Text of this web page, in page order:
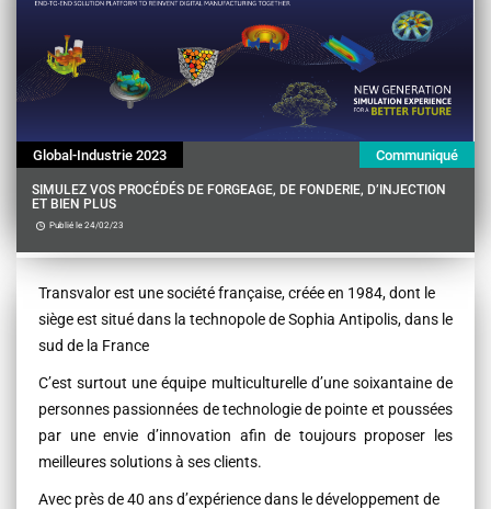
Global-Industrie 2023 Communiqué
SIMULEZ VOS PROCÉDÉS DE FORGEAGE, DE FONDERIE, D’INJECTION
ET BIEN PLUS
Publié le 24/02/23
Contenu
Transvalor est une société française, créée en 1984, dont le
siège est situé dans la technopole de Sophia Antipolis, dans le
sud de la France
C’est surtout une équipe multiculturelle d’une soixantaine de
personnes passionnées de technologie de pointe et poussées
par une envie d’innovation afin de toujours proposer les
meilleures solutions à ses clients.
Avec près de 40 ans d’expérience dans le développement de